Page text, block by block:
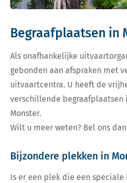
Begraafplaatsen in
Als onafhankelijke
gebonden aan afspraken met
uitvaartcentra. U heeft de
verschillende begraafplaatsen
Monster.
Wilt u meer weten? Bel ons
Bijzondere plekken in
Is er een plek die een